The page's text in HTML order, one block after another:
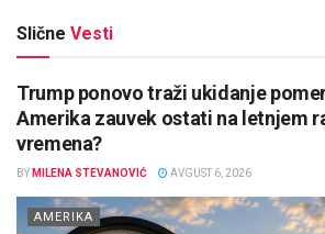
Slične Vesti
Trump ponovo traži ukidanje
Amerika zauvek ostati na letnjem
vremena?
BY MILENA STEVANOVIĆ AVGUST 6, 2026
AMERIKA